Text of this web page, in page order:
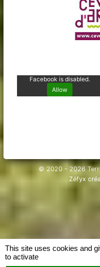
Facebook is disabled.
Allow
© 2020 - 2026
Zéfyx
This site uses cookies and
to activate